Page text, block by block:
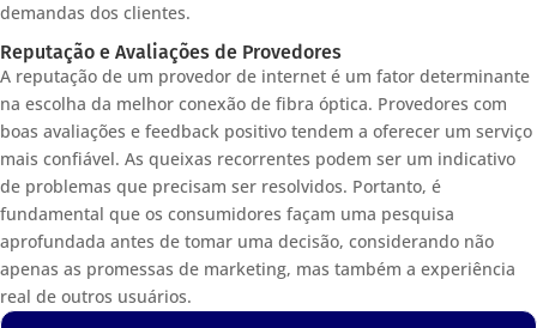
demandas dos clientes.
Reputação e Avaliações de Provedores
A reputação de um provedor de internet é um fator determinante
na escolha da melhor conexão de fibra óptica. Provedores com
boas avaliações e feedback positivo tendem a oferecer um serviço
mais confiável. As queixas recorrentes podem ser um indicativo
de problemas que precisam ser resolvidos. Portanto, é
fundamental que os consumidores façam uma pesquisa
aprofundada antes de tomar uma decisão, considerando não
apenas as promessas de marketing, mas também a experiência
real de outros usuários.